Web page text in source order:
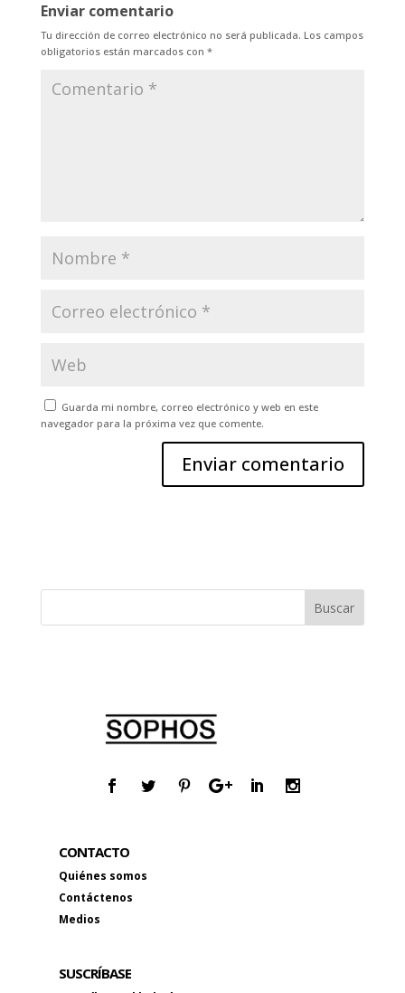
Enviar comentario
Tu dirección de correo electrónico no será publicada. Los campos
obligatorios están marcados con *
Guarda mi nombre, correo electrónico y web en este
navegador para la próxima vez que comente.
CONTACTO
Quiénes somos
Contáctenos
Medios
SUSCRÍBASE